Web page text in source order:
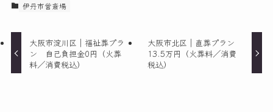
伊丹市営斎場
大阪市淀川区｜福祉葬プラ
ン 自己負担金0円（火葬
料／消費税込）
大阪市北区｜直葬プラン
13.5万円（火葬料／消費
税込）